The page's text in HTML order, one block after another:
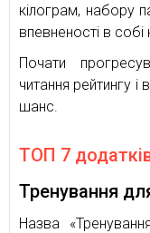
кілограм, набору
впевненості в собі
Почати
читання рейтингу
шанс.
ТОП 7
Тренування
Назва